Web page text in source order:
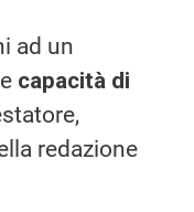
ad un
capacità di
redazione